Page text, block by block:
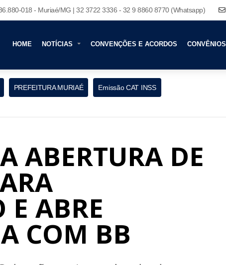
018 - Muriaé/MG | 32 3722 3336 - 32 9 8860 8770 (Whatsapp)
HOME NOTÍCIAS CONVENÇÕES E ACORDOS CONVÊNIOS
PREFEITURA MURIAÉ Emissão CAT INSS
ABERTURA DE
E ABRE
COM BB